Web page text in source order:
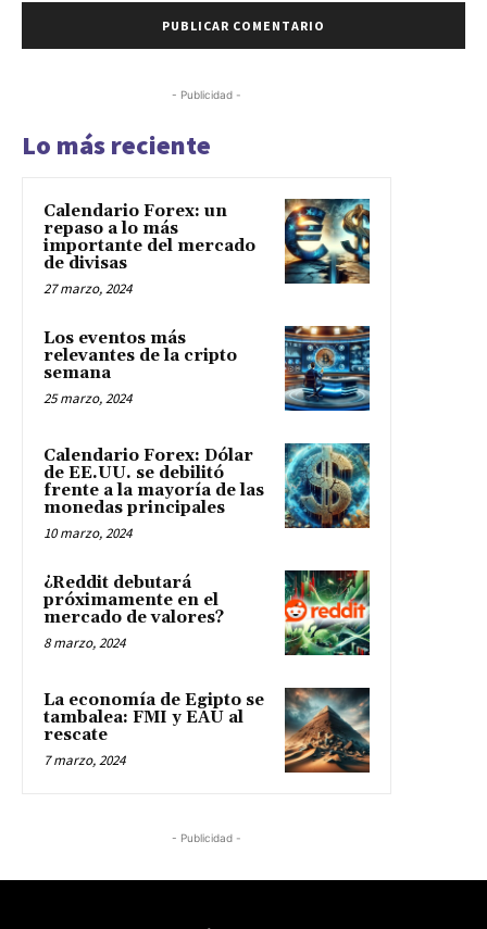
- Publicidad -
Lo más reciente
Calendario Forex: un
repaso a lo más
importante del mercado
de divisas
27 marzo, 2024
Los eventos más
relevantes de la cripto
semana
25 marzo, 2024
Calendario Forex: Dólar
de EE.UU. se debilitó
frente a la mayoría de las
monedas principales
10 marzo, 2024
¿Reddit debutará
próximamente en el
mercado de valores?
8 marzo, 2024
La economía de Egipto se
tambalea: FMI y EAU al
rescate
7 marzo, 2024
- Publicidad -